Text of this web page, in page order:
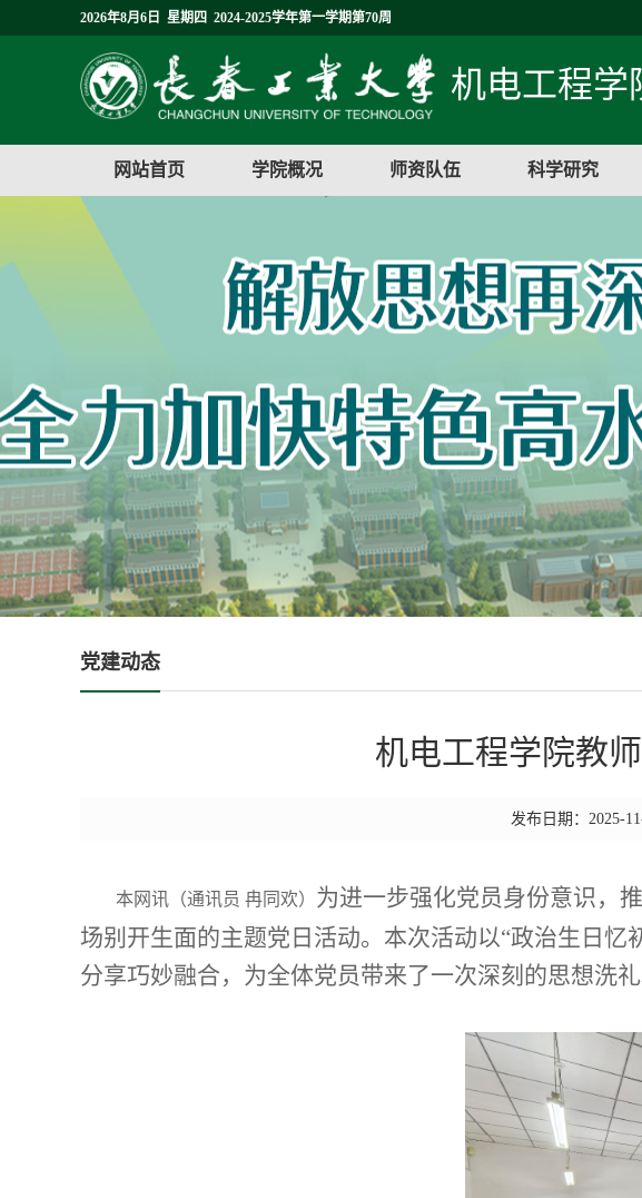
2026年8月6日 星期四 2024-2025学年第一学期第70周
机电工程学
网站首页 学院概况 师资队伍 科学研究
党建动态
机电工程学院教
发布日期：
本网讯 （通讯员 冉同欢） 为进一步强化党员身份意识，
场别开生面的主题党日活动。本次活动以“政治生日
分享巧妙融合，为全体党员带来了一次深刻的思想洗礼